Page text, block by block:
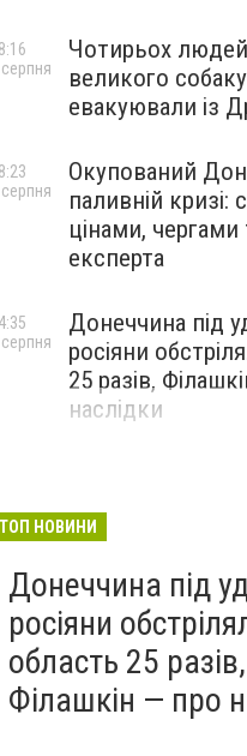
Чотирьох
великого
евакуювали із
Окупований
паливній кризі:
цінами, чергами
експерта
Донеччина під
росіяни
25 разів,
наслідки
ТОП НОВИНИ
Донеччина під
росіяни
область 25 разів,
Філашкін — про